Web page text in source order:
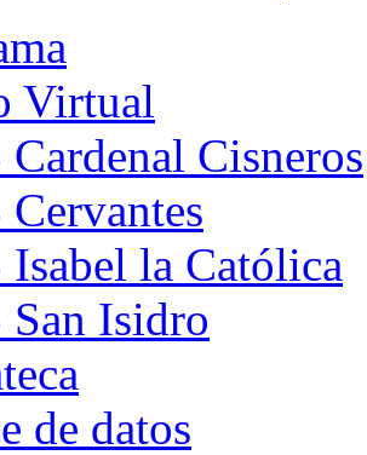
Virtual
Cardenal Cisneros
Cervantes
Isabel la Católica
San Isidro
de datos